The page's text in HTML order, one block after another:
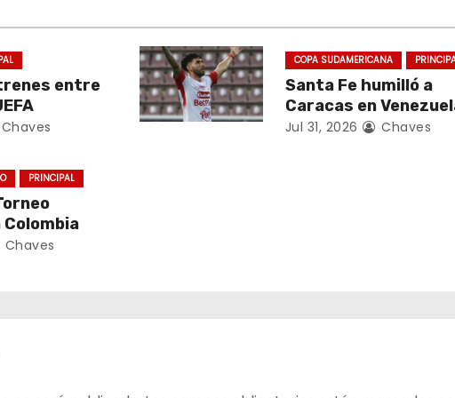
entre
Chaves
COPA SUDAMERICANA
Santa Fe humilló a
Caracas en
Jul 31, 2026 Chaves
PRINCIPAL
Colombia
Chaves